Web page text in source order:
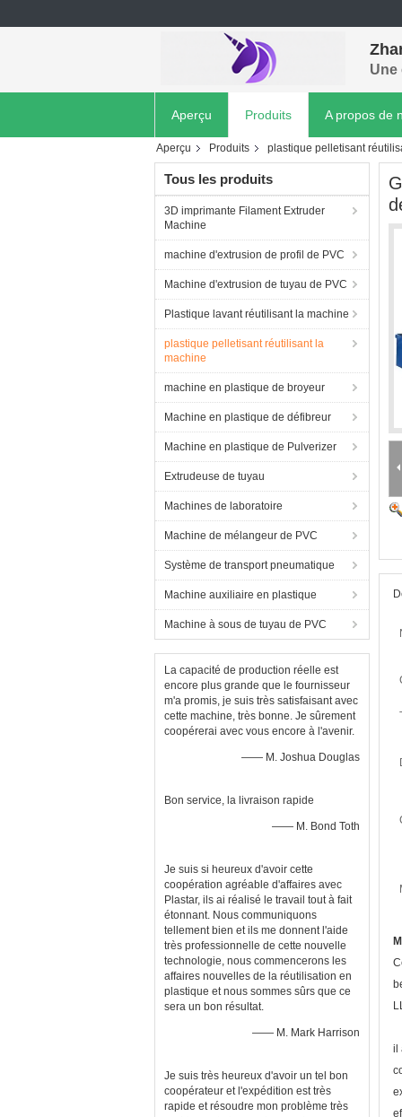
Une
Aperçu Produits A propos de
Aperçu Produits plastique pelletisant
Tous les produits
3D imprimante Filament Extruder
Machine
machine d'extrusion de profil de PVC
Machine d'extrusion de tuyau de PVC
Plastique lavant réutilisant la machine
plastique pelletisant réutilisant la
machine
machine en plastique de broyeur
Machine en plastique de défibreur
Machine en plastique de Pulverizer
Extrudeuse de tuyau
Machines de laboratoire
Machine de mélangeur de PVC
Système de transport pneumatique
Machine auxiliaire en plastique
Machine à sous de tuyau de PVC
La capacité de production réelle est
encore plus grande que le fournisseur
m'a promis, je suis très satisfaisant avec
cette machine, très bonne. Je sûrement
coopérerai avec vous encore à l'avenir.
—— M. Joshua Douglas
Bon service, la livraison rapide
—— M. Bond Toth
Je suis si heureux d'avoir cette
coopération agréable d'affaires avec
Plastar, ils ai réalisé le travail tout à fait
étonnant. Nous communiquons
tellement bien et ils me donnent l'aide
très professionnelle de cette nouvelle
technologie, nous commencerons les
affaires nouvelles de la réutilisation en
plastique et nous sommes sûrs que ce
sera un bon résultat.
—— M. Mark Harrison
Je suis très heureux d'avoir un tel bon
coopérateur et l'expédition est très
rapide et résoudre mon problème très
il